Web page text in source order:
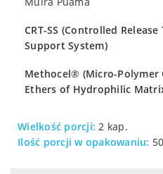
CRT-SS (Controlled
Support System)
Methocel® (Micro-Polymer
Ethers of Hydrophilic
Wielkość porcji: 2 kap.
Ilość porcji w opakowaniu: 50